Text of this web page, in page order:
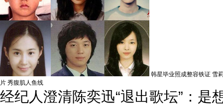
韩星毕业照成整容铁证 雪
片 秀腹肌人鱼线
经纪人澄清陈奕迅“退出歌坛”：是